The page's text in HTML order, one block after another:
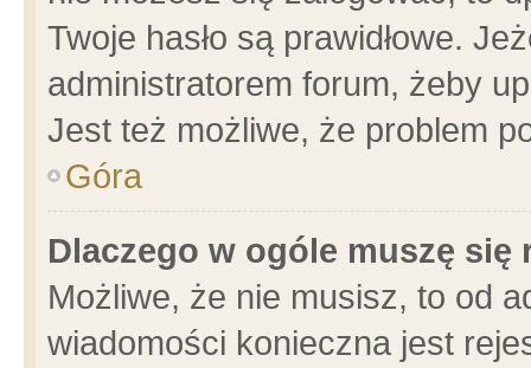
Twoje hasło są prawidłowe.
administratorem forum, żeby
Jest też możliwe, że problem
Góra
Dlaczego w ogóle muszę się
Możliwe, że nie musisz, to od
wiadomości konieczna jest